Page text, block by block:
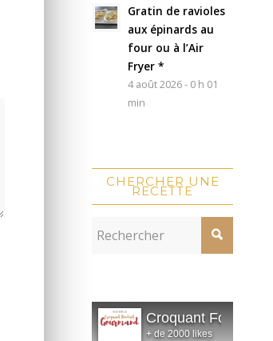
Gratin de ravioles
aux épinards au
four ou à l’Air
Fryer *
4 août 2026 - 0 h 01
min
CHERCHER UNE
RECETTE
Croquant Fondant
+ de 2000 likes